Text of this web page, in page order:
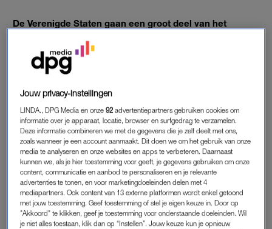
De Verenigde Staten gaan een groot deel van het
hoofdstad Kabul evacueren. Daarnaast zetten de
Amerikanen dagelijkse vluchten in om Afghanen die de
veiligheid te brengen.
De Britten hebben soortgelijke maatregelen aangekondigd.
EVACUATIE AMBASSADE KABUL
Het is een reactie op de ontwikkelingen in het Centraal-
Aziatische land. Door de terugtrekking van een internationale
troepenmacht grijpt de radicaalislamitische beweging Taliban
namelijk haar kans het land te heroveren.
Jouw privacy-instellingen
LINDA., DPG Media en onze92 advertentiepartners gebruiken cookies om
informatie over je apparaat, locatie, browser en surfgedrag te verzamelen.
Deze informatie combineren we met de gegevens die je zelf deelt met ons,
zoals wanneer je een account aanmaakt. Dit doen we om het gebruik van onze
media te analyseren en onze websites en apps te verbeteren. Daarnaast
kunnen we, als je hier toestemming voor geeft, je gegevens gebruiken om onze
content, communicatie en aanbod te personaliseren en je relevante
advertenties te tonen, en voor marketingdoeleinden delen met 4
mediapartners. Ook content van 13 externe platformen wordt enkel getoond
met jouw toestemming. Geef toestemming of stel je eigen keuze in. Door op
"Akkoord" te klikken, geef je toestemming voor onderstaande doeleinden. Wil
je niet alles toestaan, klik dan op “Instellen”. Jouw keuze kun je opnieuw